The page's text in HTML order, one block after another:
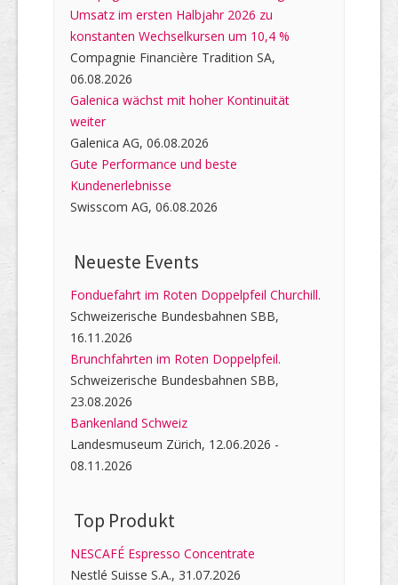
Umsatz im ersten Halbjahr 2026 zu
konstanten Wechselkursen um 10,4 %
Compagnie Financière Tradition SA,
06.08.2026
Galenica wächst mit hoher Kontinuität
weiter
Galenica AG, 06.08.2026
Gute Performance und beste
Kundenerlebnisse
Swisscom AG, 06.08.2026
Neueste Events
Fonduefahrt im Roten Doppelpfeil Churchill.
Schweizerische Bundesbahnen SBB,
16.11.2026
Brunchfahrten im Roten Doppelpfeil.
Schweizerische Bundesbahnen SBB,
23.08.2026
Bankenland Schweiz
Landesmuseum Zürich, 12.06.2026 -
08.11.2026
Top Produkt
NESCAFÉ Espresso Concentrate
Nestlé Suisse S.A., 31.07.2026